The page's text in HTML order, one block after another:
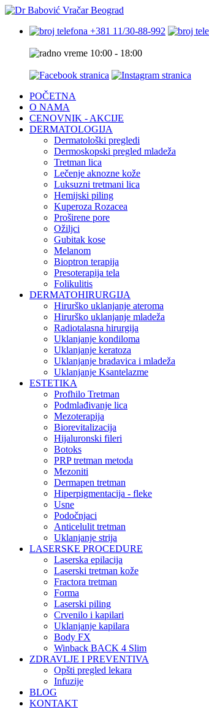
+381 11/30-88-992
10:00 - 18:00
POČETNA
O NAMA
CENOVNIK - AKCIJE
DERMATOLOGIJA
Dermatološki pregledi
Dermoskopski pregled mladeža
Tretman lica
Lečenje aknozne kože
Luksuzni tretmani lica
Hemijski piling
Kuperoza Rozacea
Proširene pore
Ožiljci
Gubitak kose
Melanom
Bioptron terapija
Presoterapija tela
Folikulitis
DERMATOHIRURGIJA
Hirurško uklanjanje ateroma
Hirurško uklanjanje mladeža
Radiotalasna hirurgija
Uklanjanje kondiloma
Uklanjanje keratoza
Uklanjanje bradavica i mladeža
Uklanjanje Ksantelazme
ESTETIKA
Profhilo Tretman
Podmlađivanje lica
Mezoterapija
Biorevitalizacija
Hijaluronski fileri
Botoks
PRP tretman metoda
Mezoniti
Dermapen tretman
Hiperpigmentacija - fleke
Usne
Podočnjaci
Anticelulit tretman
Uklanjanje strija
LASERSKE PROCEDURE
Laserska epilacija
Laserski tretman kože
Fractora tretman
Forma
Laserski piling
Crvenilo i kapilari
Uklanjanje kapilara
Body FX
Winback BACK 4 Slim
ZDRAVLJE I PREVENTIVA
Opšti pregled lekara
Infuzije
BLOG
KONTAKT